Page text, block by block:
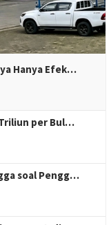
Hanya Efek…
per Bul…
soal Pengg…